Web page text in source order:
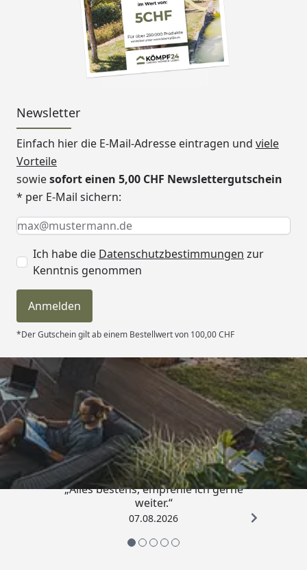
Newsletter
Einfach hier die E-Mail-Adresse eintragen und viele
Vorteile
sowiesofort einen 5,00 CHF Newslettergutschein
* per E-Mail sichern:
Keine Eingabe erforderlich
Eingabe erforderlich
E-Mail *
Ich habe die Datenschutzbestimmungen zur
Kenntnis genommen
Anmelden
*Der Gutschein gilt ab einem Bestellwert von 100,00 CHF
Trusted Shops
4,81/ 5
„Alles bestens, empfehle ich gerne
weiter.“
07.08.2026